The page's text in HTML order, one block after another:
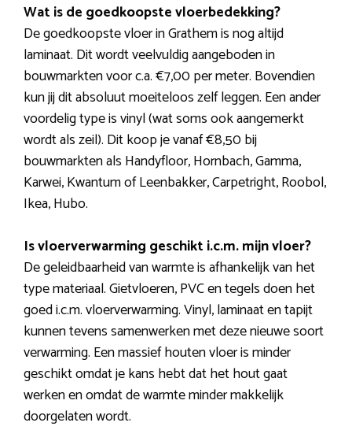
Wat is de goedkoopste vloerbedekking?
De goedkoopste vloer in Grathem is nog altijd
laminaat. Dit wordt veelvuldig aangeboden in
bouwmarkten voor c.a. €7,00 per meter. Bovendien
kun jij dit absoluut moeiteloos zelf leggen. Een ander
voordelig type is vinyl (wat soms ook aangemerkt
wordt als zeil). Dit koop je vanaf €8,50 bij
bouwmarkten als Handyfloor, Hornbach, Gamma,
Karwei, Kwantum of Leenbakker, Carpetright, Roobol,
Ikea, Hubo.
Is vloerverwarming geschikt i.c.m. mijn vloer?
De geleidbaarheid van warmte is afhankelijk van het
type materiaal. Gietvloeren, PVC en tegels doen het
goed i.c.m. vloerverwarming. Vinyl, laminaat en tapijt
kunnen tevens samenwerken met deze nieuwe soort
verwarming. Een massief houten vloer is minder
geschikt omdat je kans hebt dat het hout gaat
werken en omdat de warmte minder makkelijk
doorgelaten wordt.